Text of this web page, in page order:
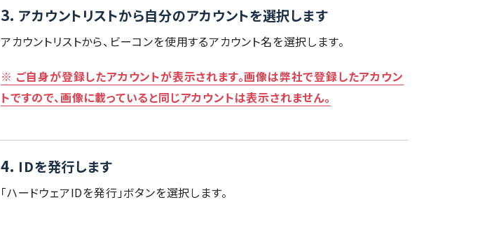
3. アカウントリストから自分のアカウントを選択します
アカウントリストから、ビーコンを使用するアカウント名を選択します。
※ ご自身が登録したアカウントが表示されます。画像は弊社で登録したアカウン
トですので、画像に載っていると同じアカウントは表示されません。
4. IDを発行します
「ハードウェアIDを発行」ボタンを選択します。